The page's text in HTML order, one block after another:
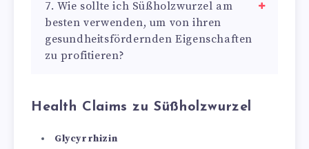
7. Wie sollte ich Süßholzwurzel am
besten verwenden, um von ihren
gesundheitsfördernden Eigenschaften
zu profitieren?
Health Claims zu Süßholzwurzel
Glycyrrhizin